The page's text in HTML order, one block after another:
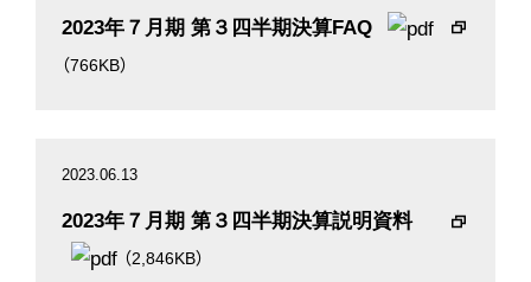
2023年７月期 第３四半期決算FAQ
（766KB）
2023.06.13
2023年７月期 第３四半期決算説明資料
（2,846KB）